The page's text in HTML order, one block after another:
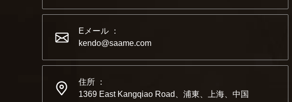
Eメール ：
kendo@saame.com
住所 ：
1369 East Kangqiao Road、浦東、上海、中国